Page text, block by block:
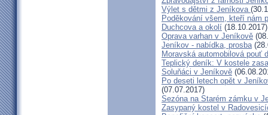
Výlet s dětmi z Jeníkova
Poděkování všem, kteří nám
Duchcova a okolí (18.10.2017)
Oprava varhan v Jeníkově
Jeníkov - nabídka, prosba
Moravská automobilová pouť
Teplický deník: V kostele
Soluňáci v Jeníkově
Po deseti letech opět v
(07.07.2017)
Sezóna na Starém zámku v
Zasypaný kostel v